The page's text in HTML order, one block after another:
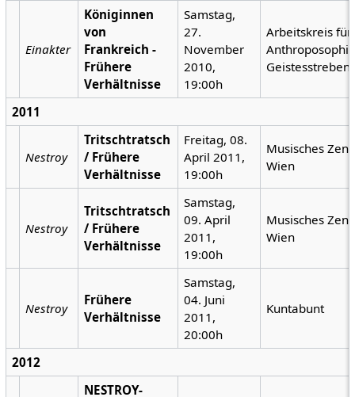
Einakter
Königinnen
von
Frankreich -
Frühere
Verhältnisse
Samstag,
27.
November
2010,
19:00h
Arbeitskreis für
Geistesstreben
2011
Nestroy
Tritschtratsch
/ Frühere
Verhältnisse
Freitag, 08.
April 2011,
19:00h
Musisches
Wien
Nestroy
Tritschtratsch
/ Frühere
Verhältnisse
Samstag,
09. April
2011,
19:00h
Musisches
Wien
Nestroy
Frühere
Verhältnisse
Samstag,
04. Juni
2011,
20:00h
Kuntabunt
2012
NESTROY-